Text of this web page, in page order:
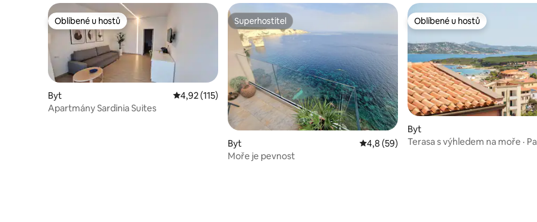
Oblíbené u hostů
Oblíbené u hostů
Byt Průměrné hodnocení 4,92 z 5, 115 hodnocení
4,92 (115)
Apartmány Sardinia Suites
Superhostitel
Superhostitel
Byt Průměrné hodnocení 4,8 z 5, 59 hodnocení
4,8 (59)
Moře je pevnost
Oblíbené u hostů
Oblíbené u hostů
Byt
Terasa s výhledem na moře ·